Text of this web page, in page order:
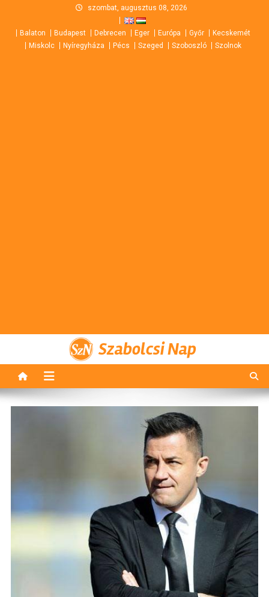
content
szombat, augusztus 08, 2026
Balaton Budapest Debrecen Eger Európa Győr
Kecskemét
Miskolc
Nyíregyháza Pécs Szeged Szoboszló Szolnok
Szabolcsi Nap